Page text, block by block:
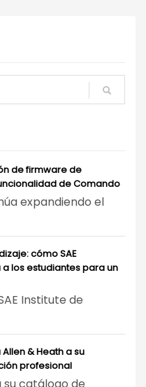
de firmware de
de Comando
expandiendo el
cómo SAE
los estudiantes para un
Institute de
& Heath a su
profesional
su catálogo de